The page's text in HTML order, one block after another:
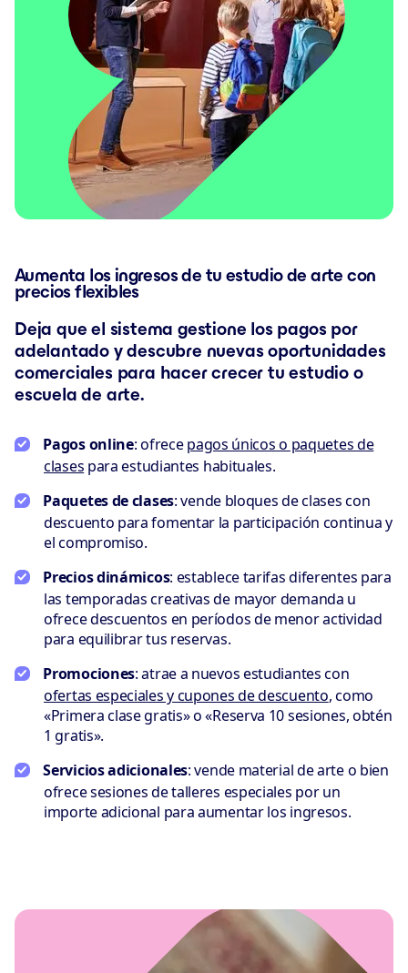
Aumenta los ingresos de tu estudio de arte con
precios flexibles
Deja que el sistema gestione los pagos por
adelantado y descubre nuevas oportunidades
comerciales para hacer crecer tu estudio o
escuela de arte.
Pagos online: ofrecepagos únicos o paquetes de
clases para estudiantes habituales.
Paquetes de clases: vende bloques de clases con
descuento para fomentar la participación continua y
el compromiso.
Precios dinámicos: establece tarifas diferentes para
las temporadas creativas de mayor demanda u
ofrece descuentos en períodos de menor actividad
para equilibrar tus reservas.
Promociones: atrae a nuevos estudiantes con
ofertas especiales y cupones de descuento, como
«Primera clase gratis» o «Reserva 10 sesiones, obtén
1 gratis».
Servicios adicionales: vende material de arte o bien
ofrece sesiones de talleres especiales por un
importe adicional para aumentar los ingresos.